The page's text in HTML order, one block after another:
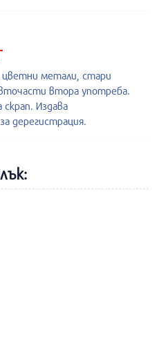
цветни метали, стари
втора употреба.
скрап. Издава
дерегистрация.